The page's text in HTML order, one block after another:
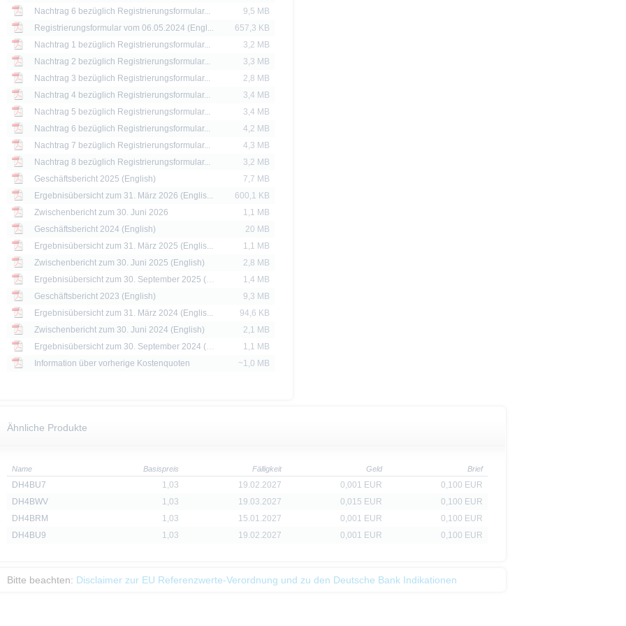
Nachtrag 6 bezüglich Registrierungsformular...
9,5 MB
Registrierungsformular vom 06.05.2024 (Engl...
657,3 KB
Nachtrag 1 bezüglich Registrierungsformular...
3,2 MB
Nachtrag 2 bezüglich Registrierungsformular...
3,3 MB
Nachtrag 3 bezüglich Registrierungsformular...
2,8 MB
Nachtrag 4 bezüglich Registrierungsformular...
3,4 MB
Nachtrag 5 bezüglich Registrierungsformular...
3,4 MB
Nachtrag 6 bezüglich Registrierungsformular...
4,2 MB
Nachtrag 7 bezüglich Registrierungsformular...
4,3 MB
Nachtrag 8 bezüglich Registrierungsformular...
3,2 MB
Geschäftsbericht 2025 (English)
7,7 MB
Ergebnisübersicht zum 31. März 2026 (Englis...
600,1 KB
Zwischenbericht zum 30. Juni 2026
1,1 MB
Geschäftsbericht 2024 (English)
20 MB
Ergebnisübersicht zum 31. März 2025 (Englis...
1,1 MB
Zwischenbericht zum 30. Juni 2025 (English)
2,8 MB
Ergebnisübersicht zum 30. September 2025 (E...
1,4 MB
Geschäftsbericht 2023 (English)
9,3 MB
Ergebnisübersicht zum 31. März 2024 (Englis...
94,6 KB
Zwischenbericht zum 30. Juni 2024 (English)
2,1 MB
Ergebnisübersicht zum 30. September 2024 (E...
1,1 MB
Information über vorherige Kostenquoten
~1,0 MB
Ähnliche Produkte
Name Basispreis Fälligkeit Geld Brief
DH4BU7 1,03 19.02.2027 0,001 EUR
0,100 EUR
DH4BWV
1,03 19.03.2027 0,015 EUR
0,100 EUR
DH4BRM
1,03 15.01.2027 0,001 EUR
0,100 EUR
DH4BU9
1,03 19.02.2027 0,001 EUR 0,100 EUR
Bitte beachten: Disclaimer zur EU Referenzwerte-Verordnung und zu den Deutsche Bank Indikationen
um die Risiken und Chancen einer Anlage in die Wertpapiere vollständig zu verstehen. Die Billigung des
andere Behörde ist nicht als Befürwortung der Wertpapiere zu verstehen.
die aktuelle Einschätzung der Deutsche Bank AG wieder, die sich ohne vorherige Ankündigung ändern kann.
unterliegt der Vertrieb der auf der X-markets Website genannten Wertpapiere in bestimmten
So dürfen die hierin genannten Wertpapiere weder innerhalb der USA noch an oder für Rechnung von US-
Personen zum Kauf angeboten oder an diese verkauft werden.
Informationen dürfen nur in solchen Staaten verbreitet oder veröffentlicht werden, in denen dies nach
zulässig ist. Der direkte oder indirekte Vertrieb der auf der X-markets Website enthaltenen
Kanada oder Japan, sowie seine Übermittlung an oder für Rechnung von US-Personen oder in den
Preise werden nur zu Informationszwecken zur Verfügung gestellt und dienen nicht als Indikator handelbarer
der Vergangenheit sind kein Indikator für die künftige Wertentwicklung.